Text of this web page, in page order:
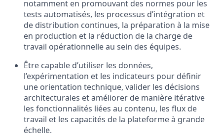
notamment en promouvant des normes pour les
tests automatisés, les processus d’intégration et
de distribution continues, la préparation à la mise
en production et la réduction de la charge de
travail opérationnelle au sein des équipes.
Être capable d’utiliser les données,
l’expérimentation et les indicateurs pour définir
une orientation technique, valider les décisions
architecturales et améliorer de manière itérative
les fonctionnalités liées au contenu, les flux de
travail et les capacités de la plateforme à grande
échelle.